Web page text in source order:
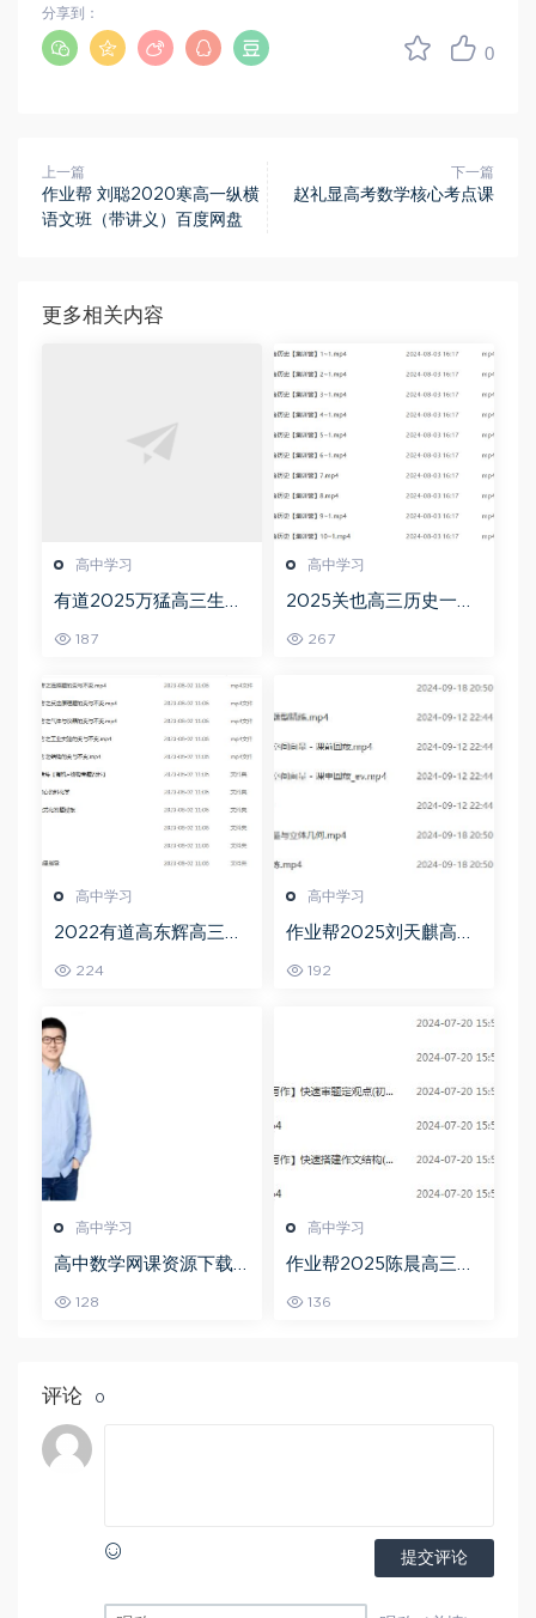
0
分享到：
上一篇
作业帮 刘聪2020寒高一纵横
语文班（带讲义）百度网盘
下一篇
赵礼显高考数学核心考点课
更多相关内容
高中学习
有道2025万猛高三生物
教程
187
高中学习
2025关也高三历史一轮
教程
267
高中学习
2022有道高东辉高三化
频教程+讲义+点睛班
224
高中学习
作业帮2025刘天麒高二
192
高中学习
高中数学网课资源下载
数学秋季班
128
高中学习
作业帮2025陈晨高三语
班
136
评论 0
提交评论